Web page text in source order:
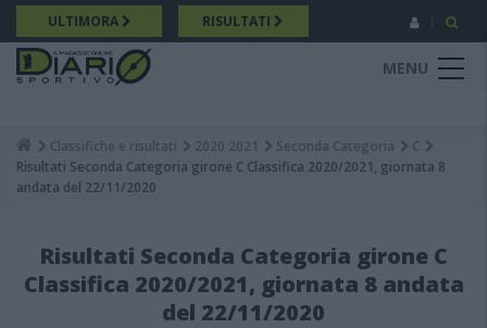
Salta
al
contenuto
principale
ULTIMORA RISULTATI
MENU
Breadcrumb
Classifiche e risultati 2020 2021 Seconda Categoria
C
Risultati Seconda Categoria girone C Classifica 2020/2021, giornata 8
andata del 22/11/2020
Risultati Seconda Categoria girone C
Classifica 2020/2021, giornata 8 andata
del 22/11/2020